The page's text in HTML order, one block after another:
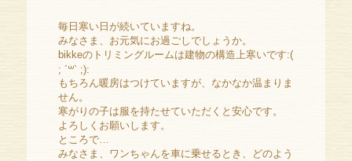
毎日寒い日が続いていますね。
みなさま、お元気にお過ごしでしょうか。
bikkeのトリミングルームは建物の構造上寒いです:(
; ´꒳` ;):
もちろん暖房はつけていますが、なかなか温まりま
せん。
寒がりの子は服を持たせていただくと安心です。
よろしくお願いします。
ところで…
みなさま、ワンちゃんを車に乗せるとき、どのよう